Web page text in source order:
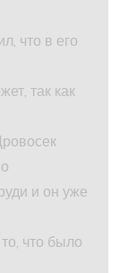
что в его
так как
и он уже
что было